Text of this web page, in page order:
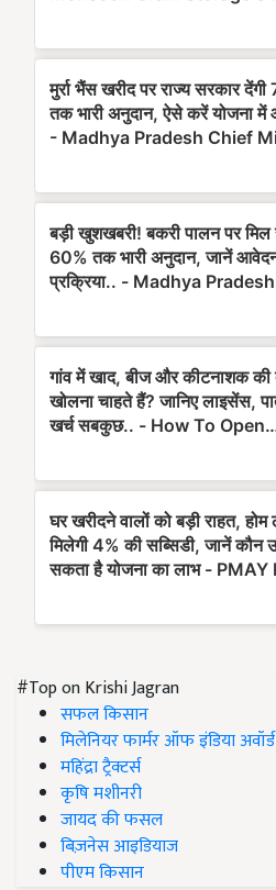
#Top on Krishi Jagran
सफल किसान
मिलेनियर फार्मर ऑफ इंडिया अवॉर्ड
महिंद्रा ट्रैक्टर्स
कृषि मशीनरी
जायद की फसल
बिज़नेस आइडियाज
पीएम किसान